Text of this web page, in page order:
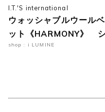
I.T.'S international
ウォッシャブルウール
ット《HARMONY》
shop : i LUMINE